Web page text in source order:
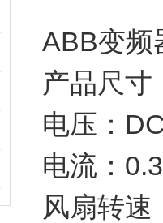
ABB变频
产品尺
电压：
电流：
风扇转速